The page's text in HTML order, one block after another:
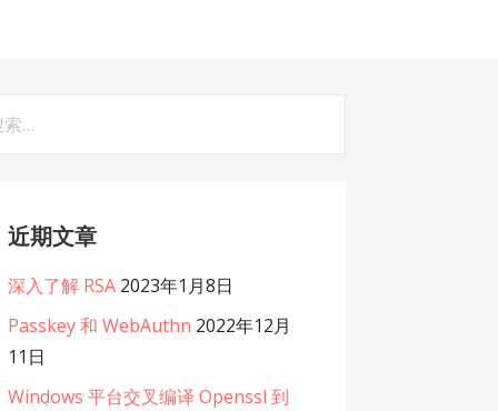
近期文章
深入了解 RSA 2023年1月8日
Passkey 和 WebAuthn 2022年12月
11日
Windows 平台交叉编译 Openssl 到